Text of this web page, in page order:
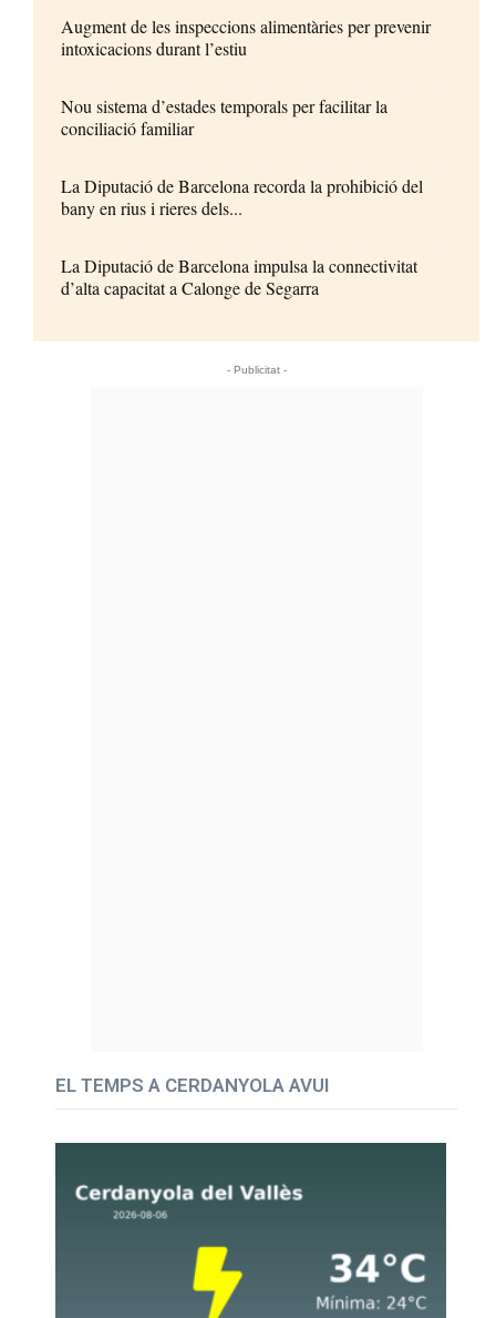
Augment de les inspeccions alimentàries per prevenir
intoxicacions durant l’estiu
Nou sistema d’estades temporals per facilitar la
conciliació familiar
La Diputació de Barcelona recorda la prohibició del
bany en rius i rieres dels...
La Diputació de Barcelona impulsa la connectivitat
d’alta capacitat a Calonge de Segarra
- Publicitat -
EL TEMPS A CERDANYOLA AVUI